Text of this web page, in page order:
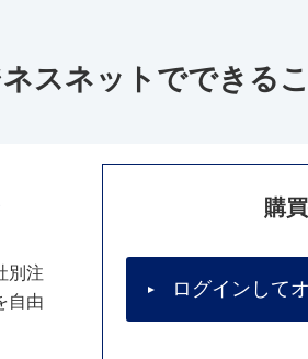
スネットでできる
別注
自由
購
ログインして